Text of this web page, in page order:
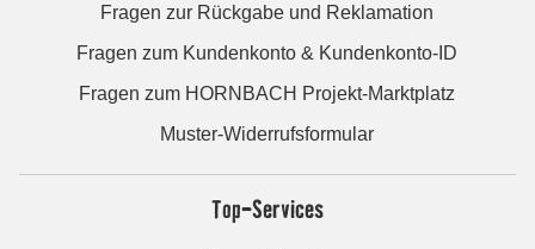
Fragen zur Rückgabe und Reklamation
Fragen zum Kundenkonto & Kundenkonto-ID
Fragen zum HORNBACH Projekt-Marktplatz
Muster-Widerrufsformular
Top-Services